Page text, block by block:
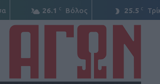
26.1 C Βόλος 25.5 C